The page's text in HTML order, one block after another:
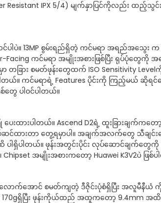
IPX 5/4) မျက်နှာပြင်ကိုလည်း ထည့်သွင်း
ပါပဲ။ 13MP စွမ်းရည်ရှိတဲ့ ကင်မရာ အရည်အသွေး
ကင်မရာ အမျိုးအစားဖြစ်ပြီး ရုပ်ပုံတွေကို
ခြား စမတ်ဖုန်းတွေထက် ISO Sensitivity Level
ါတယ်။ ကင်မရာရဲ့ Features ပိုင်းကို ကြည့်မယ် ဆိုရင်
စ်တွေ ပါ၀င်ပါတယ်။
းထားပါတယ်။ Ascend D2ရဲ့ ထူးခြားချက်ကတော့
တပ်ဆင်ထားတာ တွေ့ရမှာပါ။ အချက်အလက်တွေ သီချင်
ါရှိပါတယ်။ ဖုန်းအတွင်းပိုင်း လုပ်ဆောင်ချက်တွေကို
အမျိုးအစားကတော့ Huawei K3V2ပဲ ဖြစ်
းလောက်အောင် စမတ်ကျတဲ့ ဒီဇိုင်းပုံစံရှိပြီး အလူမီ
170gရှိပြီး ဖုန်းကိုယ်ထည် အထူကတော့ 9.4mm အထိ